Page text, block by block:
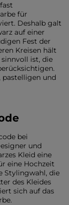
für
Deshalb galt
auf einer
Fest der
Kreisen hält
ist, die
und
bei
und
Kleid eine
eine Hochzeit
Stylingwahl, die
des Kleides
sich auf das